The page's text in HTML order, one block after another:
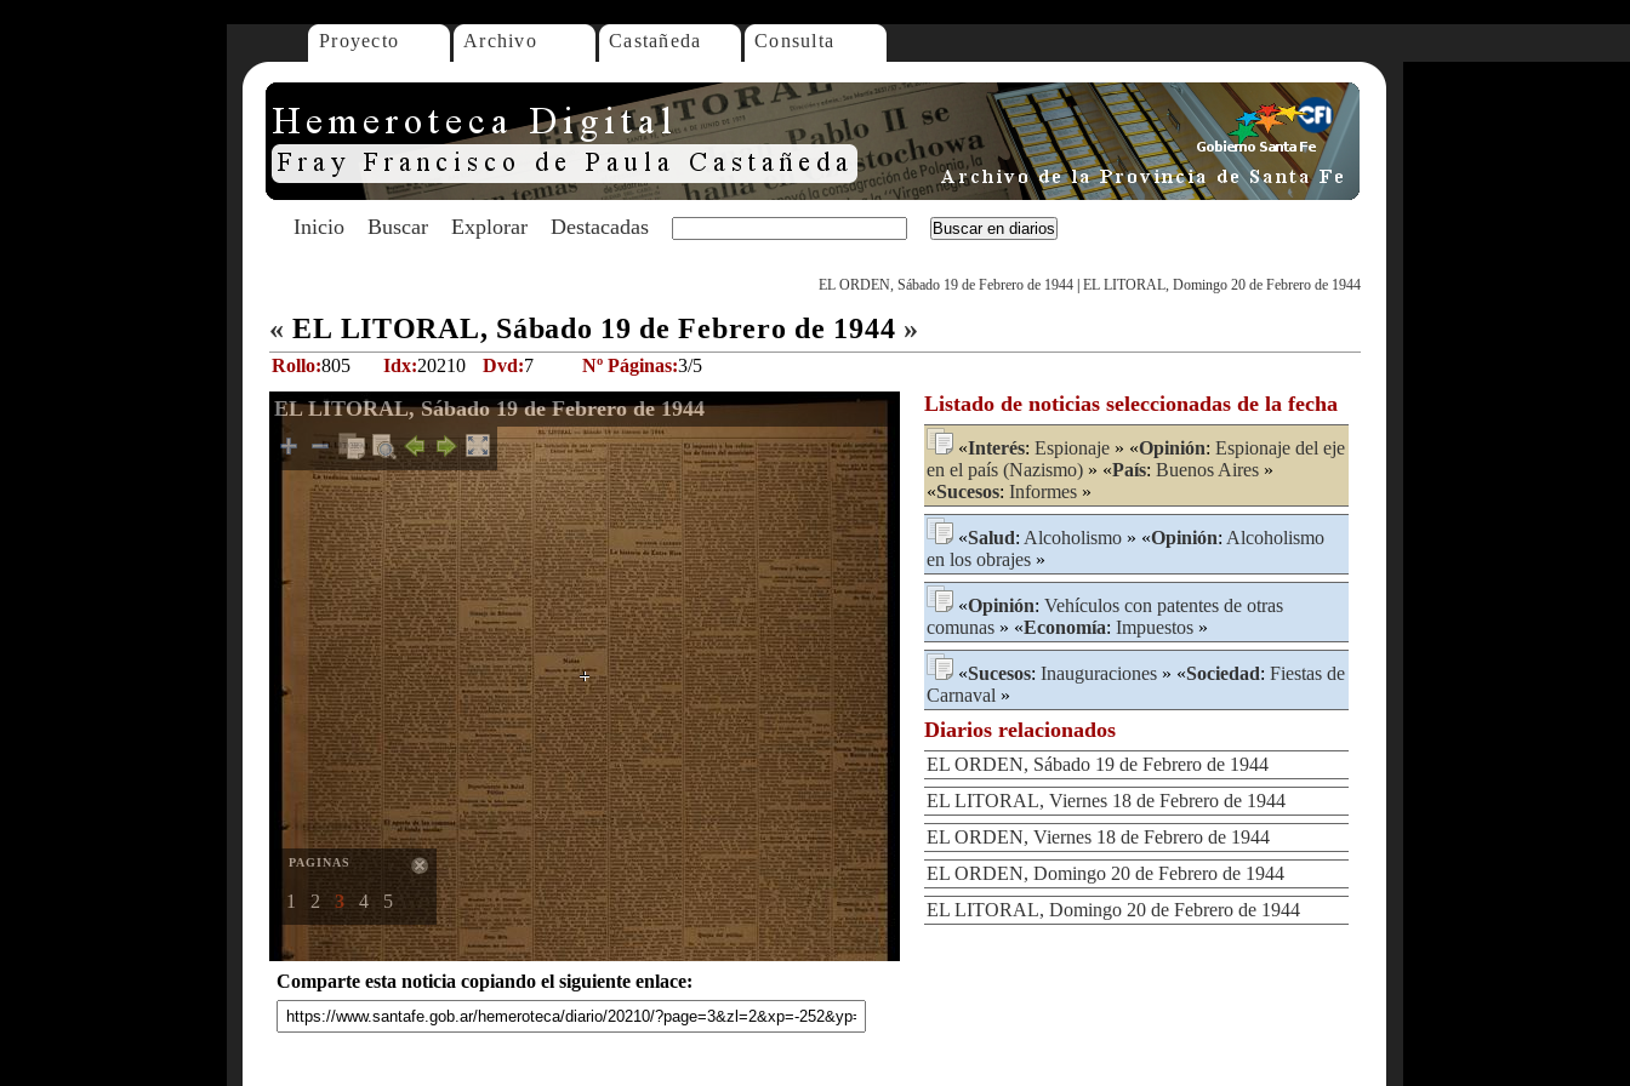
Proyecto Archivo Castañeda Consulta
Inicio Buscar Explorar Destacadas
EL ORDEN, Sábado 19 de Febrero de 1944 EL LITORAL, Domingo 20 de Febrero de 1944
« EL LITORAL, Sábado 19 de Febrero de 1944 »
Rollo:805 Idx:20210 Dvd:7 Nº Páginas:3/5
EL LITORAL, Sábado 19 de Febrero de 1944
PAGINAS
1 2 3 4 5
Comparte esta noticia copiando el siguiente enlace:
Listado de noticias seleccionadas de la fecha
«Interés: Espionaje » «Opinión: Espionaje del eje
en el país (Nazismo) » «País: Buenos Aires »
«Sucesos: Informes »
«Salud: Alcoholismo » «Opinión: Alcoholismo
en los obrajes »
«Opinión: Vehículos con patentes de otras
comunas » «Economía: Impuestos »
«Sucesos: Inauguraciones » «Sociedad: Fiestas de
Carnaval »
Diarios relacionados
EL ORDEN, Sábado 19 de Febrero de 1944
EL LITORAL, Viernes 18 de Febrero de 1944
EL ORDEN, Viernes 18 de Febrero de 1944
EL ORDEN, Domingo 20 de Febrero de 1944
EL LITORAL, Domingo 20 de Febrero de 1944